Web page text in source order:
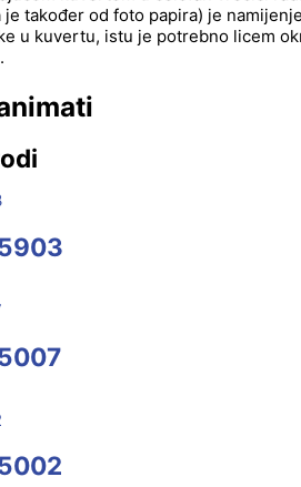
također od foto papira) je
u kuvertu, istu je potrebno licem